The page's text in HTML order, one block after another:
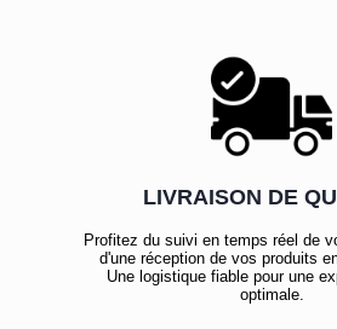
LIVRAISON DE
Profitez du suivi en temps réel de
d'une réception de vos produits
Une logistique fiable pour une
optimale.